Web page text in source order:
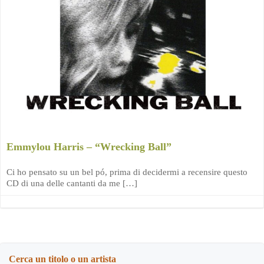
Emmylou Harris – “Wrecking Ball”
Ci ho pensato su un bel pó, prima di decidermi a recensire questo
CD di una delle cantanti da me […]
Cerca un titolo o un artista